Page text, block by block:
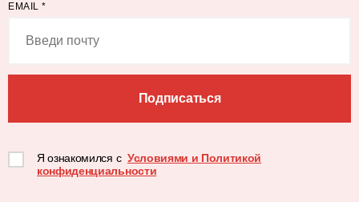
EMAIL *
Подписаться
Я ознакомился с Условиями и Политикой
конфиденциальности